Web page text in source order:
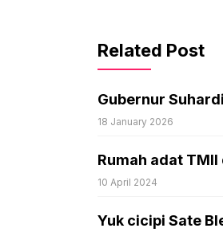
Related Post
Gubernur
18 January 2026
Rumah adat
10 April 2024
Yuk cicipi Sate